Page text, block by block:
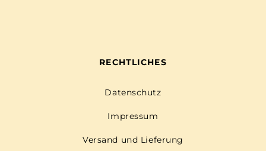
RECHTLICHES
Datenschutz
Impressum
Versand und Lieferung